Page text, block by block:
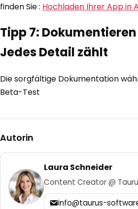
finden Sie : Hochladen Ihrer App in
Tipp 7:
Jedes Detail zählt
Die sorgfältige Dokumentation
Beta-Test
Autorin
Laura Schneider
Content Creator @
info@taurus-